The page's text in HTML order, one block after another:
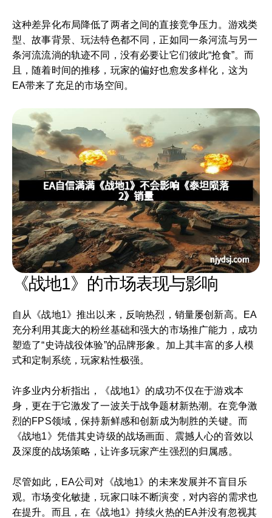
这种差异化布局降低了两者之间的直接竞争压力。游戏类
型、故事背景、玩法特色都不同，正如同一条河流与另一
条河流流淌的轨迹不同，没有必要让它们彼此“抢食”。而
且，随着时间的推移，玩家的偏好也愈发多样化，这为
EA带来了充足的市场空间。
《战地1》的市场表现与影响
自从《战地1》推出以来，反响热烈，销量屡创新高。EA
充分利用其庞大的粉丝基础和强大的市场推广能力，成功
塑造了“史诗战役体验”的品牌形象。加上其丰富的多人模
式和定制系统，玩家粘性极强。
许多业内分析指出，《战地1》的成功不仅在于游戏本
身，更在于它激发了一波关于战争题材新热潮。在竞争激
烈的FPS领域，保持新鲜感和创新成为制胜的关键。而
《战地1》凭借其史诗级的战场画面、震撼人心的音效以
及深度的战场策略，让许多玩家产生强烈的归属感。
尽管如此，EA公司对《战地1》的未来发展并不盲目乐
观。市场变化敏捷，玩家口味不断演变，对内容的需求也
在提升。而且，在《战地1》持续火热的EA并没有忽视其